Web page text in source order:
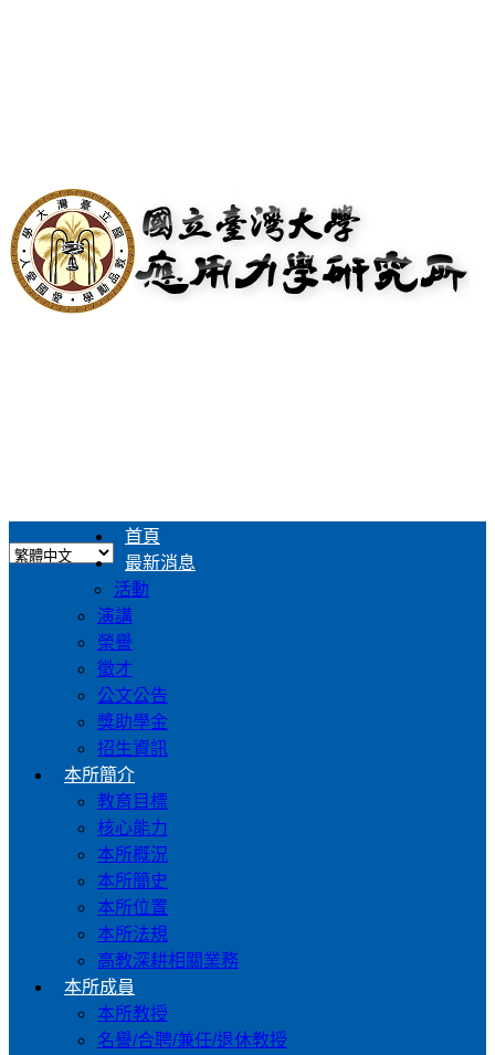
首頁
最新消息
活動
演講
榮譽
徵才
公文公告
獎助學金
招生資訊
本所簡介
教育目標
核心能力
本所概況
本所簡史
本所位置
本所法規
高教深耕相關業務
本所成員
本所教授
名譽/合聘/兼任/退休教授